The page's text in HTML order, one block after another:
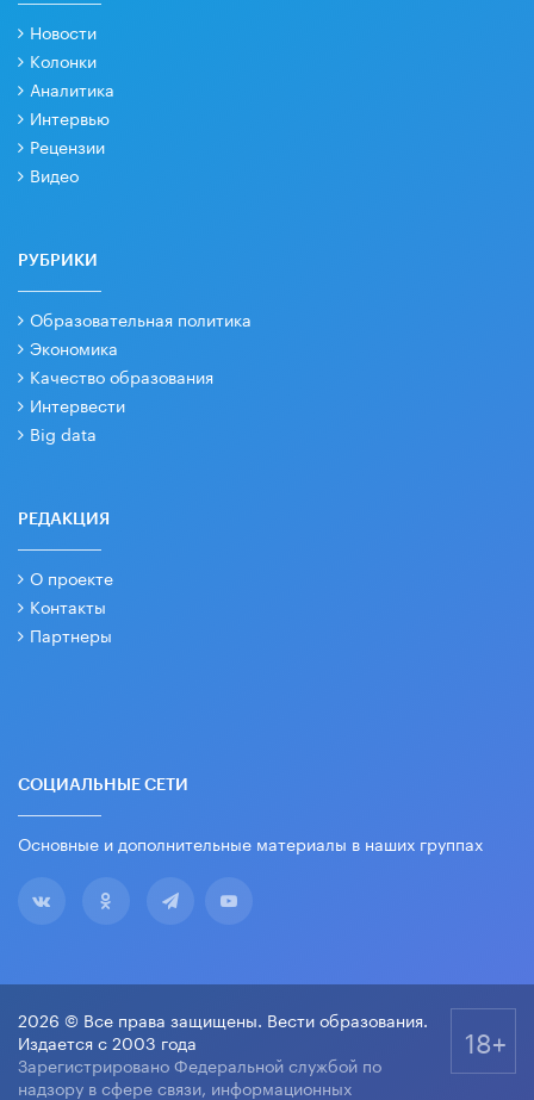
Новости
Колонки
Аналитика
Интервью
Рецензии
Видео
РУБРИКИ
Образовательная политика
Экономика
Качество образования
Интервести
Big data
РЕДАКЦИЯ
О проекте
Контакты
Партнеры
СОЦИАЛЬНЫЕ СЕТИ
Основные и дополнительные материалы в наших группах
2026 © Все права защищены. Вести образования.
Издается с 2003 года
Зарегистрировано Федеральной службой по
надзору в сфере связи, информационных
18+